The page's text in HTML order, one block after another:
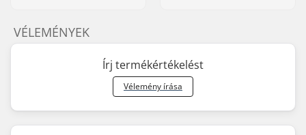
VÉLEMÉNYEK
Írj termékértékelést
Vélemény írása